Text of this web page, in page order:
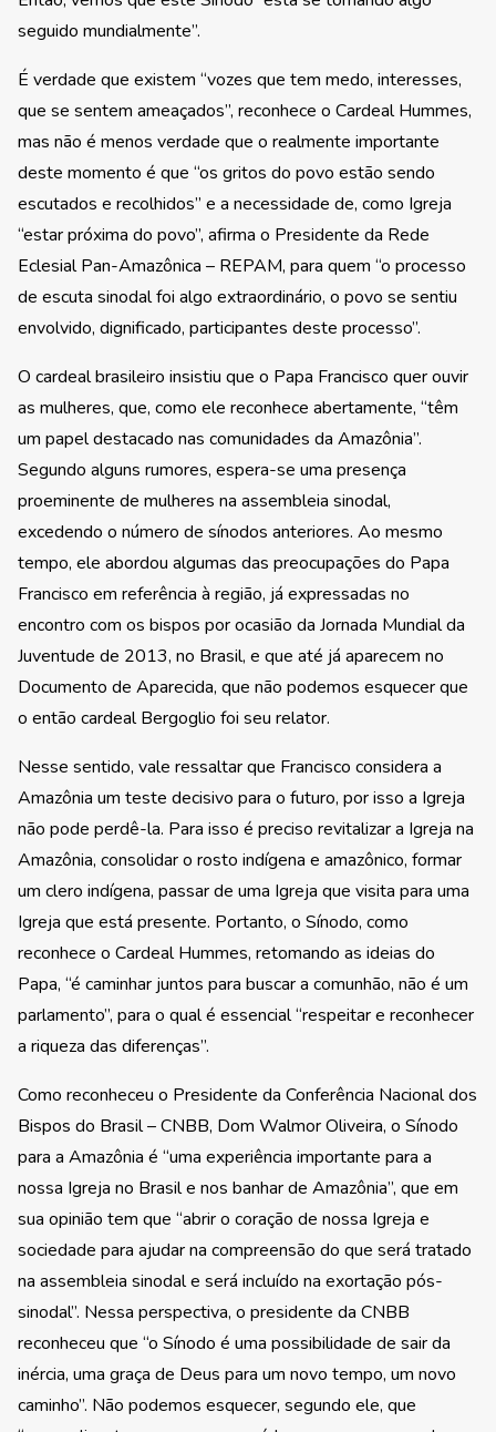
seguido mundialmente”.
É verdade que existem “vozes que tem medo, interesses,
que se sentem ameaçados”, reconhece o Cardeal Hummes,
mas não é menos verdade que o realmente importante
deste momento é que “os gritos do povo estão sendo
escutados e recolhidos” e a necessidade de, como Igreja
“estar próxima do povo”, afirma o Presidente da Rede
Eclesial Pan-Amazônica – REPAM, para quem “o processo
de escuta sinodal foi algo extraordinário, o povo se sentiu
envolvido, dignificado, participantes deste processo”.
O cardeal brasileiro insistiu que o Papa Francisco quer ouvir
as mulheres, que, como ele reconhece abertamente, “têm
um papel destacado nas comunidades da Amazônia”.
Segundo alguns rumores, espera-se uma presença
proeminente de mulheres na assembleia sinodal,
excedendo o número de sínodos anteriores. Ao mesmo
tempo, ele abordou algumas das preocupações do Papa
Francisco em referência à região, já expressadas no
encontro com os bispos por ocasião da Jornada Mundial da
Juventude de 2013, no Brasil, e que até já aparecem no
Documento de Aparecida, que não podemos esquecer que
o então cardeal Bergoglio foi seu relator.
Nesse sentido, vale ressaltar que Francisco considera a
Amazônia um teste decisivo para o futuro, por isso a Igreja
não pode perdê-la. Para isso é preciso revitalizar a Igreja na
Amazônia, consolidar o rosto indígena e amazônico, formar
um clero indígena, passar de uma Igreja que visita para uma
Igreja que está presente. Portanto, o Sínodo, como
reconhece o Cardeal Hummes, retomando as ideias do
Papa, “é caminhar juntos para buscar a comunhão, não é um
parlamento”, para o qual é essencial “respeitar e reconhecer
a riqueza das diferenças”.
Como reconheceu o Presidente da Conferência Nacional dos
Bispos do Brasil – CNBB, Dom Walmor Oliveira, o Sínodo
para a Amazônia é “uma experiência importante para a
nossa Igreja no Brasil e nos banhar de Amazônia”, que em
sua opinião tem que “abrir o coração de nossa Igreja e
sociedade para ajudar na compreensão do que será tratado
na assembleia sinodal e será incluído na exortação pós-
sinodal”. Nessa perspectiva, o presidente da CNBB
reconheceu que “o Sínodo é uma possibilidade de sair da
inércia, uma graça de Deus para um novo tempo, um novo
caminho”. Não podemos esquecer, segundo ele, que